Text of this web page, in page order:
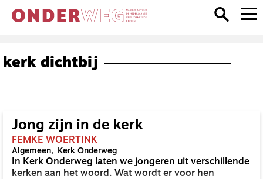
kerk dichtbij
Jong zijn in de kerk
FEMKE WOERTINK
Algemeen Kerk Onderweg
In Kerk Onderweg laten we jongeren uit verschillende
kerken aan het woord. Wat wordt er voor hen